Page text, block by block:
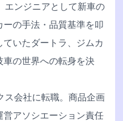
エンジニアとして新車の
の手法・品質基準を叩
いたダートラ、ジムカ
車の世界への転身を決
ス会社に転職。商品企画
アソシエーション責任